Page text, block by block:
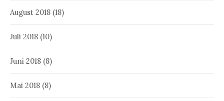
August 2018 (18)
Juli 2018 (10)
Juni 2018 (8)
Mai 2018 (8)